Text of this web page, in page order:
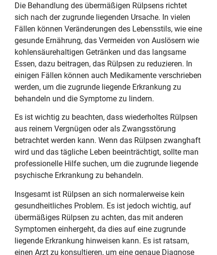
Die Behandlung des übermäßigen Rülpsens richtet
sich nach der zugrunde liegenden Ursache. In vielen
Fällen können Veränderungen des Lebensstils, wie eine
gesunde Ernährung, das Vermeiden von Auslösern wie
kohlensäurehaltigen Getränken und das langsame
Essen, dazu beitragen, das Rülpsen zu reduzieren. In
einigen Fällen können auch Medikamente verschrieben
werden, um die zugrunde liegende Erkrankung zu
behandeln und die Symptome zu lindern.
Es ist wichtig zu beachten, dass wiederholtes Rülpsen
aus reinem Vergnügen oder als Zwangsstörung
betrachtet werden kann. Wenn das Rülpsen zwanghaft
wird und das tägliche Leben beeinträchtigt, sollte man
professionelle Hilfe suchen, um die zugrunde liegende
psychische Erkrankung zu behandeln.
Insgesamt ist Rülpsen an sich normalerweise kein
gesundheitliches Problem. Es ist jedoch wichtig, auf
übermäßiges Rülpsen zu achten, das mit anderen
Symptomen einhergeht, da dies auf eine zugrunde
liegende Erkrankung hinweisen kann. Es ist ratsam,
einen Arzt zu konsultieren, um eine genaue Diagnose